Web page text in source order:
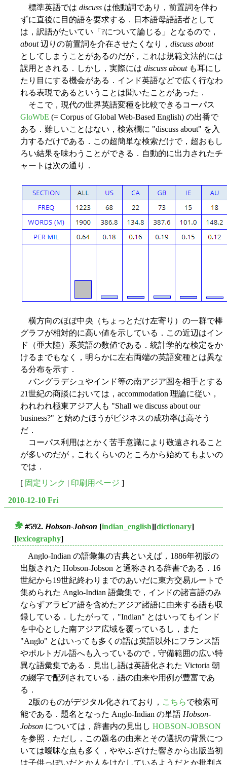
標準英語では discuss は他動詞であり，前置詞を伴わ
ずに直後に目的語を要求する．日本語母語話者として
は，訳語がたいてい「?について論じる」となるので，
about辺りの前置詞を介在させたくなり， discuss about
としてしまうことがあるのだが，これは規範文法的には
誤用とされる．しかし，実際には discuss aboutも耳にし
たり目にする機会がある．インド英語などで広く行なわ
れる表現であるということは聞いたことがあった．
そこで，現代の世界英語変種を比較できるコーパス
GloWbE (= Corpus of Global Web-Based English) の出番で
ある．難しいことはない，検索欄に "discuss about" を入
力するだけである．この超簡単な検索だけで，超おもし
ろい結果を味わうことができる．自動的に出力されたチ
ャートは次の通り．
横方向のほぼ中央（ちょっとだけ左寄り）の一群で棒
グラフが相対的に高い値を示している．この近辺はイン
ド（亜大陸）系英語の数値である．統計学的な検定をか
けるまでもなく，明らかに左右両端の英語変種とは異な
る分布を示す．
バングラデシュやインド等の南アジア圏を相手とする
21世紀の商談においては，accommodation 理論に従い，
われわれ極東アジア人も "Shall we discuss about our
business?" と始めたほうがビジネスの成功率は高そう
だ．
コーパス利用はとかく苦手意識により敬遠されること
が多いのだが，これくらいのところから始めてもよいの
では．
[ 固定リンク | 印刷用ページ ]
2010-12-10 Fri
#592. Hobson-Jobson [indian_english][dictionary]
[lexicography]
Anglo-Indian の語彙集の古典といえば，1886年初版の
出版された Hobson-Jobson と通称される辞書である．16
世紀から19世紀終わりまでのあいだに東方交易ルートで
集められた Anglo-Indian 語彙集で，インドの諸言語のみ
ならずアラビア語を含めたアジア諸語に由来する語も収
録している．したがって，"Indian" とはいってもインド
を中心とした南アジア広域を覆っているし，また
"Anglo" とはいっても多くの語は英語以外にフランス語
やポルトガル語へも入っているので，守備範囲の広い特
異な語彙集である．見出し語は英語化された Victoria 朝
の綴字で配列されている．語の由来や用例が豊富であ
る．
2版のものがデジタル化されており， こちらで検索可
能である．題名となった Anglo-Indian の単語 Hobson-
Jobson については，辞書内の見出し HOBSON-JOBSON
を参照．ただし，この題名の由来とその選択の背景につ
いては曖昧な点も多く，ややふざけた響きから出版当初
は子供っぽいだとか人をけなしているようだとか批判さ